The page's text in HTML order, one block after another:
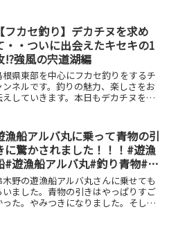
【フカセ釣り】デカチヌを求め
・・ついに出会えたキセキの1
!?強風の宍道湖編
根県東部を中心にフカセ釣りをするチ
ンネルです。釣りの魅力、楽しさをお
えしていきます。本日もデカチヌを求
漁船アルバ丸に乗って青物の引
に驚かされました！！！#遊漁
#遊漁船アルバ丸#釣り青物#釣
串木野#釣り鹿児島#釣りブリ#
りカンパチ#釣りネリゴ
木野の遊漁船アルバ丸さんに乗せても
いました。青物の引きはやっぱりすご
った。やみつきになりました。そして